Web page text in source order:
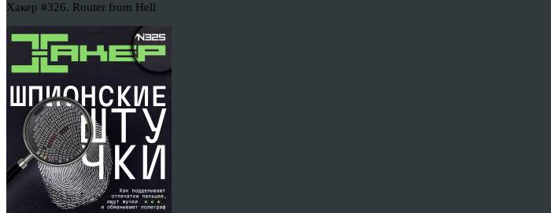
Хакер #326. Router from Hell